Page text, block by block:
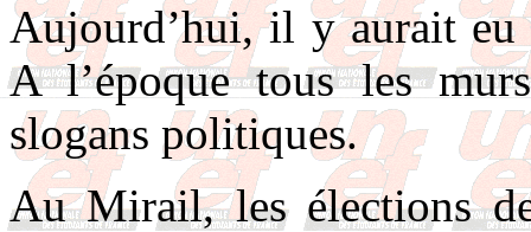
Aujourd’hui, il y aurait eu
A l’époque tous les
slogans politiques.
Au Mirail, les élections